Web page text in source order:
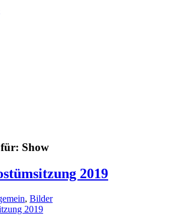
Show
2019
, Bilder